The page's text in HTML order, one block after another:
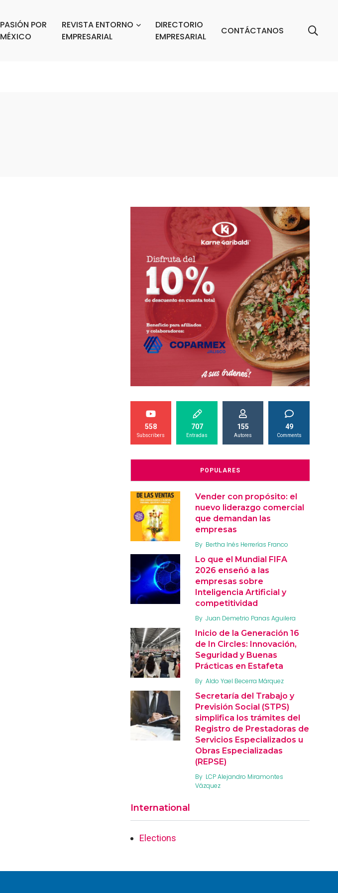
PASIÓN POR
MÉXICO
REVISTA ENTORNO
EMPRESARIAL
DIRECTORIO
EMPRESARIAL
CONTÁCTANOS
558
Subscribers
707
Entradas
155
Autores
49
Comments
POPULARES
Vender con propósito: el
nuevo liderazgo comercial
que demandan las
empresas
By Bertha Inés Herrerías Franco
Lo que el Mundial FIFA
2026 enseñó a las
empresas sobre
Inteligencia Artificial y
competitividad
By Juan Demetrio Panas Aguilera
Inicio de la Generación 16
de In Circles: Innovación,
Seguridad y Buenas
Prácticas en Estafeta
By Aldo Yael Becerra Márquez
Secretaría del Trabajo y
Previsión Social (STPS)
simplifica los trámites del
Registro de Prestadoras de
Servicios Especializados u
Obras Especializadas
(REPSE)
By LCP Alejandro Miramontes
Vázquez
International
Elections